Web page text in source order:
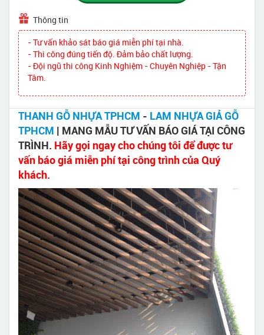
Thông tin
- Tư vấn khảo sát báo giá miễn phí tại nhà.
- Thi công đúng tiến độ. Đảm bảo chất lượng.
- Đội ngũ thi công Kinh Nghiệm - Chuyên Nghiệp - Tận
Tâm.
THANH GỖ NHỰA TPHCM - LAM NHỰA GIẢ GỖ
TPHCM | MANG MẪU TƯ VẤN BÁO GIÁ TẠI CÔNG
TRÌNH. Hãy gọi ngay cho chúng tôi để được tư
vấn báo giá miễn phí tại công trình của Quý
khách.